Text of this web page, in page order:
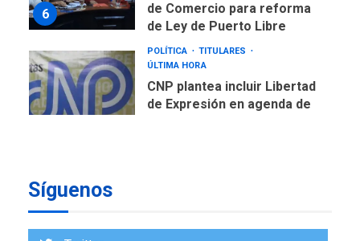
6
de Comercio para reforma
de Ley de Puerto Libre
POLÍTICA
TITULARES
ÚLTIMA HORA
CNP plantea incluir Libertad
de Expresión en agenda de
Síguenos